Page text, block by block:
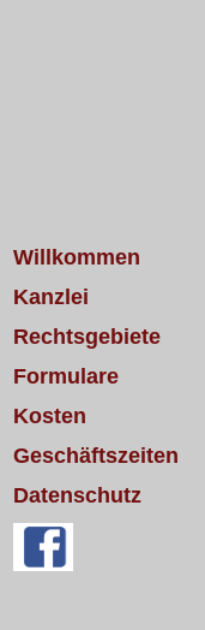
Willkommen
Kanzlei
Rechtsgebiete
Formulare
Kosten
Geschäftszeiten
Datenschutz